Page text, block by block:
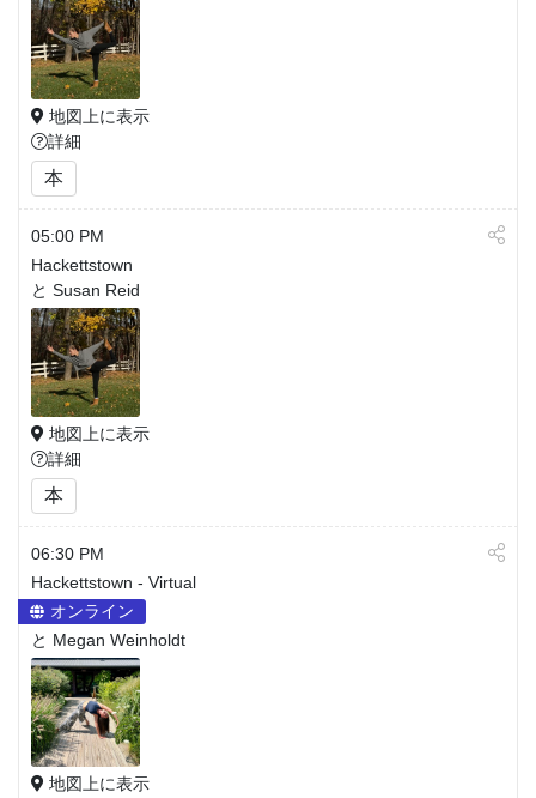
地図上に表示
詳細
本
05:00 PM
Hackettstown
と Susan Reid
地図上に表示
詳細
本
06:30 PM
Hackettstown - Virtual
オンライン
と Megan Weinholdt
地図上に表示